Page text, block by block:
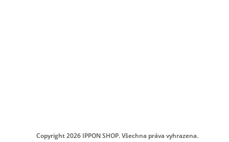
Copyright 2026 IPPON SHOP. Všechna práva vyhrazena.